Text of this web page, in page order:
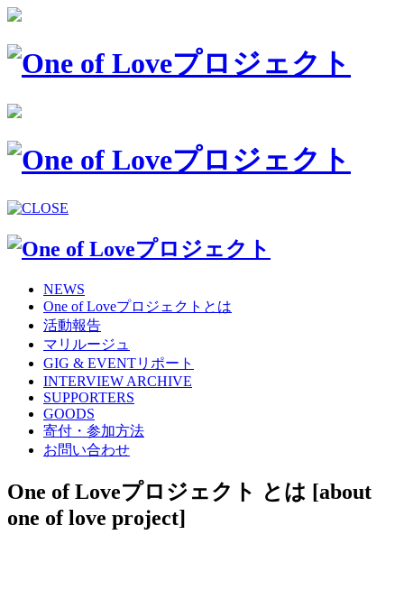
NEWS
One of Loveプロジェクトとは
活動報告
マリルージュ
GIG & EVENTリポート
INTERVIEW ARCHIVE
SUPPORTERS
GOODS
寄付・参加方法
お問い合わせ
One of Loveプロジェクト とは [about
one of love project]